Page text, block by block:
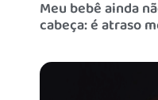
Meu bebê ainda
cabeça: é atraso